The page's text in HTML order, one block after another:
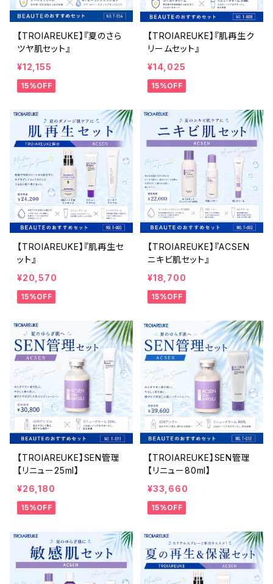
【TROIAREUKE】『夏のさら
ツヤ肌セット』
¥12,155
15%OFF
【TROIAREUKE】『肌再生ク
リームセット』
¥14,025
15%OFF
【TROIAREUKE】『肌再生セ
ット』
¥20,570
15%OFF
【TROIAREUKE】『ACSEN
ニキビ肌セット』
¥18,700
15%OFF
【TROIAREUKE】SEN管理
【リニュー25ml】
¥26,180
15%OFF
【TROIAREUKE】SEN管理
【リニュー80ml】
¥33,660
15%OFF